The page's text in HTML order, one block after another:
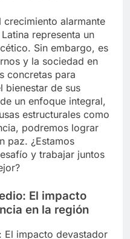
crecimiento alarmante
representa un
Sin embargo, es
y la sociedad en
concretas para
bienestar de sus
un enfoque integral,
estructurales como
podremos lograr
paz. ¿Estamos
y trabajar juntos
El impacto
en la región
El impacto devastador